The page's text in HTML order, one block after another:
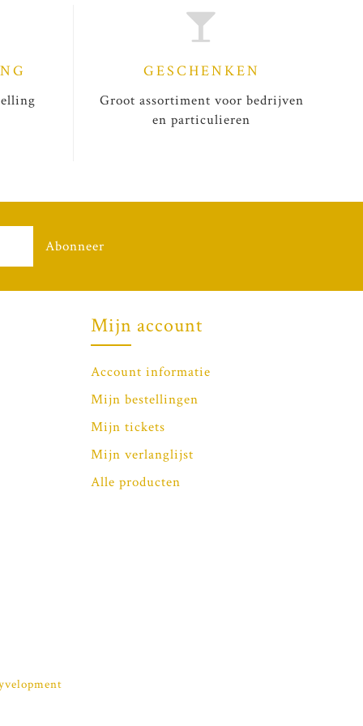
GESCHENKEN
Groot assortiment voor bedrijven
en particulieren
Abonneer
Mijn account
Account informatie
Mijn bestellingen
Mijn tickets
Mijn verlanglijst
Alle producten